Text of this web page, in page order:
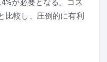
が必要となる。コス
比較し、圧倒的に有利